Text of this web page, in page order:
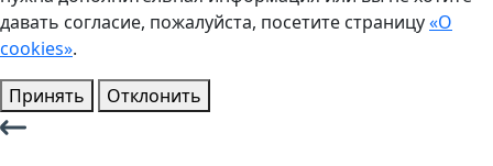
давать согласие, пожалуйста, посетите страницу«О
cookies».
Принять
Отклонить